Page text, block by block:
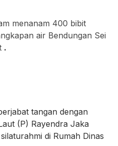
menanam 400 bibit
air Bendungan Sei
.